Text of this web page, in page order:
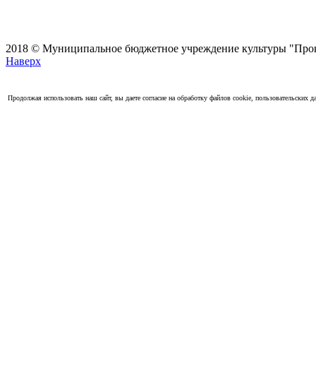
2018 © Муниципальное бюджетное учреждение культуры
Наверх
Продолжая использовать наш сайт, вы даете согласие на обработку файлов cookie,